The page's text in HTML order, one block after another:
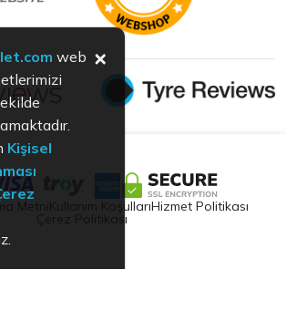
Metni Kullanım KoşullarıHizmet Politikası
Çerez Politikası
web
Kişisel
×